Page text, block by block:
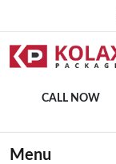
CALL NOW
Menu